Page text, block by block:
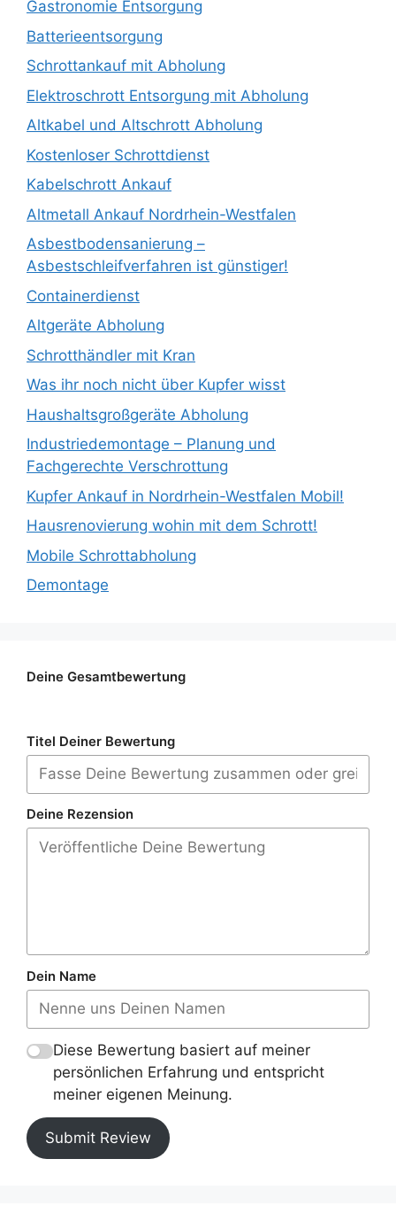
Gastronomie Entsorgung
Batterieentsorgung
Schrottankauf mit Abholung
Elektroschrott Entsorgung mit Abholung
Altkabel und Altschrott Abholung
Kostenloser Schrottdienst
Kabelschrott Ankauf
Altmetall Ankauf Nordrhein-Westfalen
Asbestbodensanierung –
Asbestschleifverfahren ist günstiger!
Containerdienst
Altgeräte Abholung
Schrotthändler mit Kran
Was ihr noch nicht über Kupfer wisst
Haushaltsgroßgeräte Abholung
Industriedemontage – Planung und
Fachgerechte Verschrottung
Kupfer Ankauf in Nordrhein-Westfalen Mobil!
Hausrenovierung wohin mit dem Schrott!
Mobile Schrottabholung
Demontage
Deine Gesamtbewertung
Titel Deiner Bewertung
Deine Rezension
Dein Name
Diese Bewertung basiert auf meiner
persönlichen Erfahrung und entspricht
meiner eigenen Meinung.
Submit Review